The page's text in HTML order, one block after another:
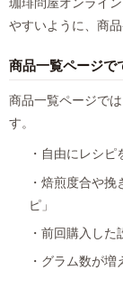
やすいように、商
商品一覧ページで
商品一覧ページで
す。
・自由にレシ
・焙煎度合や
ピ」
・前回購入し
・グラム数が増